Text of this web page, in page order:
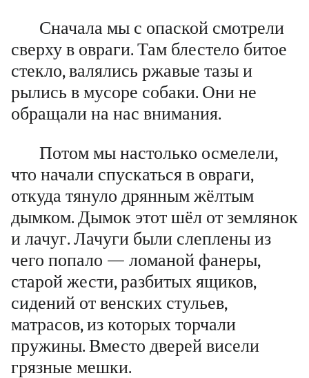
Сначала мы с опаской смотрели
сверху в овраги. Там блестело битое
стекло, валялись ржавые тазы и
рылись в мусоре собаки. Они не
обращали на нас внимания.
Потом мы настолько осмелели,
что начали спускаться в овраги,
откуда тянуло дрянным жёлтым
дымком. Дымок этот шёл от землянок
и лачуг. Лачуги были слеплены из
чего попало — ломаной фанеры,
старой жести, разбитых ящиков,
сидений от венских стульев,
матрасов, из которых торчали
пружины. Вместо дверей висели
грязные мешки.